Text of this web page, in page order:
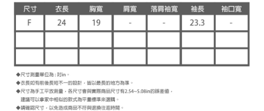
付款後全家取貨
每筆NT$60，滿NT$1,000(含以上)免運費
付款後7-11取貨
每筆NT$60，滿NT$1,000(含以上)免運費
宅配
免運費